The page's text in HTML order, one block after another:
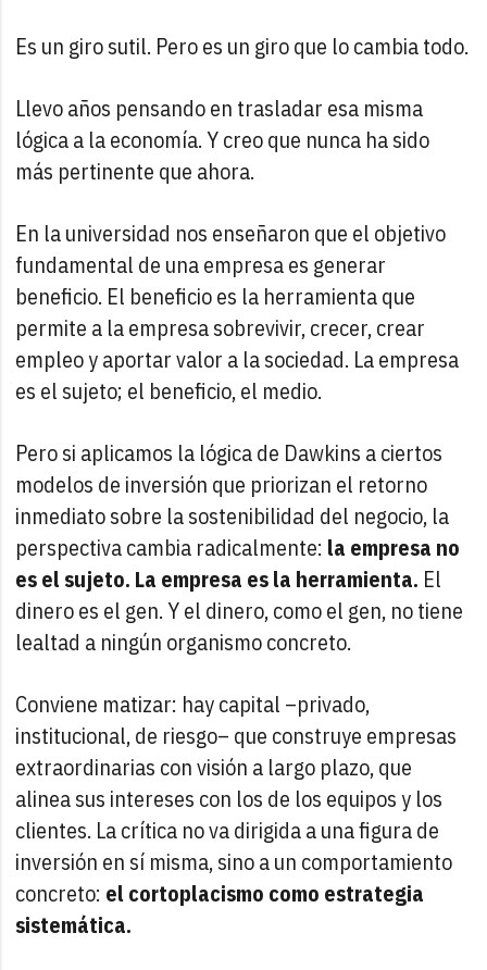
Es un giro sutil. Pero es un giro que lo cambia todo.
Llevo años pensando en trasladar esa misma
lógica a la economía. Y creo que nunca ha sido
más pertinente que ahora.
En la universidad nos enseñaron que el objetivo
fundamental de una empresa es generar
beneficio. El beneficio es la herramienta que
permite a la empresa sobrevivir, crecer, crear
empleo y aportar valor a la sociedad. La empresa
es el sujeto; el beneficio, el medio.
Pero si aplicamos la lógica de Dawkins a ciertos
modelos de inversión que priorizan el retorno
inmediato sobre la sostenibilidad del negocio, la
perspectiva cambia radicalmente: la empresa no
es el sujeto. La empresa es la herramienta. El
dinero es el gen. Y el dinero, como el gen, no tiene
lealtad a ningún organismo concreto.
Conviene matizar: hay capital –privado,
institucional, de riesgo– que construye empresas
extraordinarias con visión a largo plazo, que
alinea sus intereses con los de los equipos y los
clientes. La crítica no va dirigida a una figura de
inversión en sí misma, sino a un comportamiento
concreto: el cortoplacismo como estrategia
sistemática.